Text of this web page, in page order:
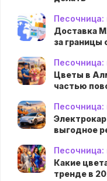
Песочница:
Доставка
за границы
Песочница:
Цветы в
частью
Песочница:
выгодное
Песочница:
Какие
тренде в